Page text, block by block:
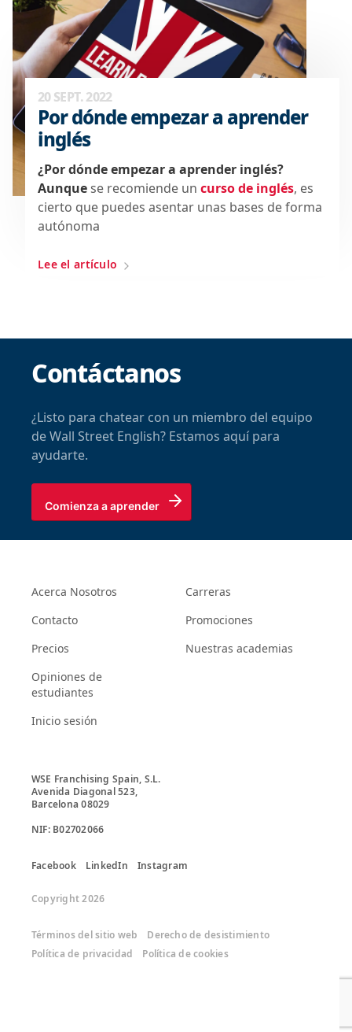
20 SEPT. 2022
Por dónde empezar a aprender
inglés
¿Por dónde empezar a aprender inglés?
Aunquese recomiende un curso de inglés, es
cierto que puedes asentar unas bases de forma
autónoma
Lee el artículo
Contáctanos
¿Listo para chatear con un miembro del equipo
de Wall Street English? Estamos aquí para
ayudarte.
Comienza a aprender
Acerca Nosotros
Contacto
Precios
Opiniones de
estudiantes
Inicio sesión
Carreras
Promociones
Nuestras academias
WSE Franchising Spain, S.L.
Avenida Diagonal 523,
Barcelona 08029
Facebook LinkedIn Instagram
Copyright 2026
Términos del sitio web
Derecho de desistimiento
Política de privacidad
Política de cookies